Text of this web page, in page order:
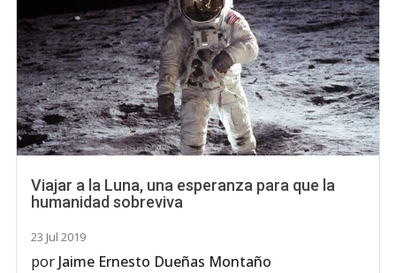
Viajar a la Luna, una esperanza para que la
humanidad sobreviva
23 Jul 2019
por Jaime Ernesto Dueñas Montaño